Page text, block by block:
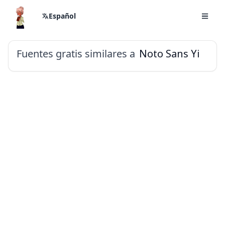
Español
Fuentes gratis similares a Noto Sans Yi